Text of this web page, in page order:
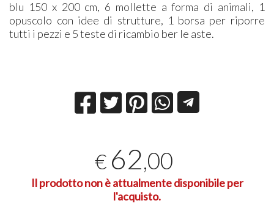
blu 150 x 200 cm, 6 mollette a forma di animali, 1
opuscolo con idee di strutture, 1 borsa per riporre
tutti i pezzi e 5 teste di ricambio ber le aste.
€ 62,00
Il prodotto non è attualmente disponibile per
l'acquisto.